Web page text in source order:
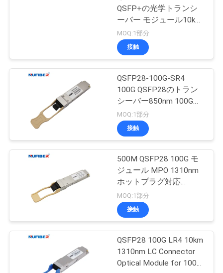
QSFP+の光学トランシ
ーバー モジュール10km
1310nm SMFの二重LC
MOQ:1部分
接触
QSFP28-100G-SR4
100G QSFP28のトラン
シーバー850nm 100G
MPOのトランシーバー
MOQ:1部分
接触
500M QSFP28 100G モ
ジュール MPO 1310nm
ホットプラグ対応
QSFP28-100G-SR4
MOQ:1部分
接触
QSFP28 100G LR4 10km
1310nm LC Connector
Optical Module for 100G